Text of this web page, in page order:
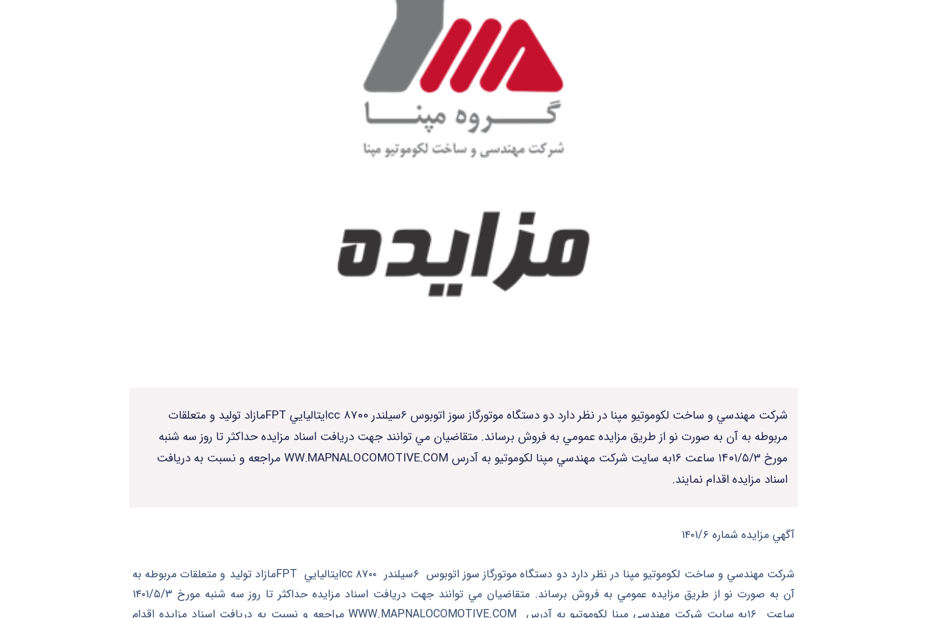
شركت مهندسي و ساخت لكوموتيو مپنا در نظر دارد دو دستگاه موتورگاز سوز اتوبوس ۶سيلندر cc ۸۷۰۰ايتاليايي FPTمازاد توليد و متعلقات
مربوطه به آن به صورت نو از طريق مزايده عمومي به فروش برساند. متقاضيان مي توانند جهت دريافت اسناد مزايده حداكثر تا روز سه شنبه
مورخ ۱۴۰۱/۵/۳ ساعت ۱۶به سايت شركت مهندسي مپنا لكوموتيو به آدرس WW.MAPNALOCOMOTIVE.COM مراجعه و نسبت به دريافت
اسناد مزايده اقدام نمايند.
آگهي مزايده شماره ۱۴۰۱/۶
شركت مهندسي و ساخت لكوموتيو مپنا در نظر دارد دو دستگاه موتورگاز سوز اتوبوس ۶سيلندر cc ۸۷۰۰ايتاليايي FPTمازاد توليد و متعلقات مربوطه به
آن به صورت نو از طريق مزايده عمومي به فروش برساند. متقاضيان مي توانند جهت دريافت اسناد مزايده حداكثر تا روز سه شنبه مورخ ۱۴۰۱/۵/۳
ساعت ۱۶به سايت شركت مهندسي مپنا لكوموتيو به آدرس WWW.MAPNALOCOMOTIVE.COM مراجعه و نسبت به دريافت اسناد مزايده اقدام